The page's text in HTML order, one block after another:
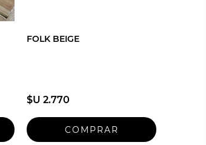
FOLK BEIGE
$U 2.770